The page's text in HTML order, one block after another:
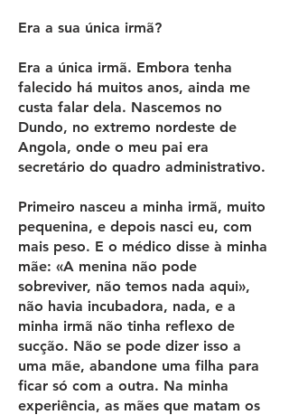
Era a sua única irmã?
Era a única irmã. Embora tenha
falecido há muitos anos, ainda me
custa falar dela. Nascemos no
Dundo, no extremo nordeste de
Angola, onde o meu pai era
secretário do quadro administrativo.
Primeiro nasceu a minha irmã, muito
pequenina, e depois nasci eu, com
mais peso. E o médico disse à minha
mãe: «A menina não pode
sobreviver, não temos nada aqui»,
não havia incubadora, nada, e a
minha irmã não tinha reflexo de
sucção. Não se pode dizer isso a
uma mãe, abandone uma filha para
ficar só com a outra. Na minha
experiência, as mães que matam os